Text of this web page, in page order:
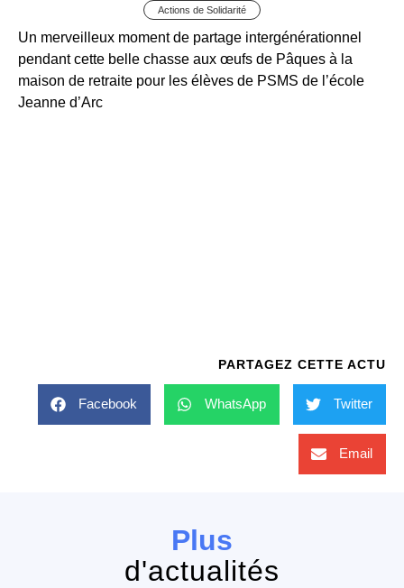
Actions de Solidarité
Un merveilleux moment de partage intergénérationnel
pendant cette belle chasse aux œufs de Pâques à la
maison de retraite pour les élèves de PSMS de l’école
Jeanne d’Arc
PARTAGEZ CETTE ACTU
Facebook WhatsApp Twitter
Email
Plus
d'actualités